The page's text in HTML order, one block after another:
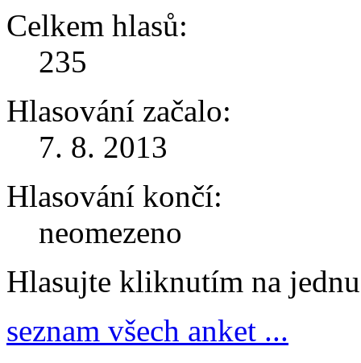
Celkem hlasů:
235
Hlasování začalo:
7. 8. 2013
Hlasování končí:
neomezeno
Hlasujte kliknutím na
seznam všech anket ...